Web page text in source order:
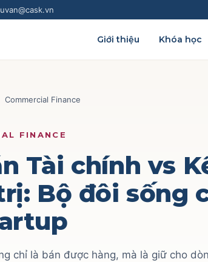
Giới thiệu Khóa học
Commercial Finance
FINANCE
Tài chính vs
Bộ đôi sống
chỉ là bán được hàng, mà là giữ cho